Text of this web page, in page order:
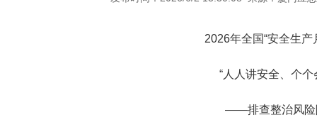
2026年全国“安全生产
“人人讲安全、个个
——排查整治风险